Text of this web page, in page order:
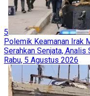
5
Polemik Keamanan Irak
Serahkan Senjata,
Rabu, 5 Agustus 2026